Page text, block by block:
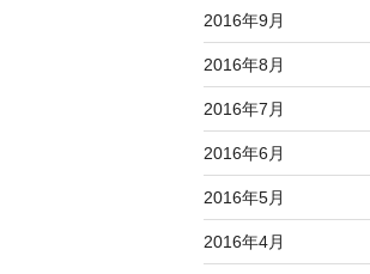
2016年9月
2016年8月
2016年7月
2016年6月
2016年5月
2016年4月